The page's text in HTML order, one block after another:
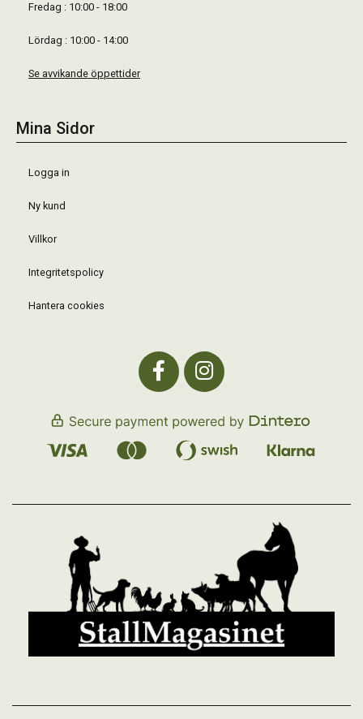
Fredag : 10:00 - 18:00
Lördag : 10:00 - 14:00
Se avvikande öppettider
Mina Sidor
Logga in
Ny kund
Villkor
Integritetspolicy
Hantera cookies